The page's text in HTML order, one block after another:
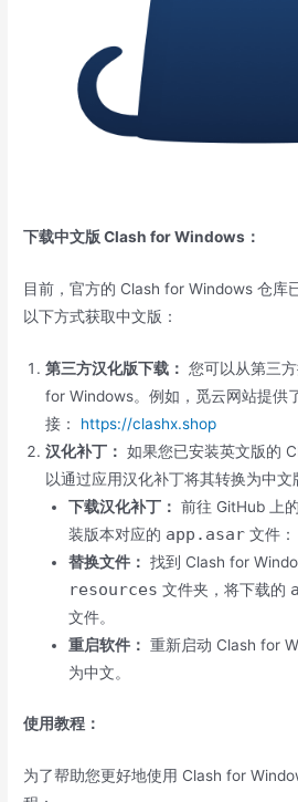
下载中文版 Clash for Windows：
目前，官方的 Clash for Windows 仓库
以下方式获取中文版：
第三方汉化版下载： 您可以从第三
for Windows。例如，觅云网站提供
接： https://clashx.shop
汉化补丁： 如果您已安装英文版的
以通过应用汉化补丁将其转换为中文
下载汉化补丁： 前往 GitHub 上
装版本对应的 app.asar文件：
替换文件： 找到 Clash for
resources 文件夹，将下载的
文件。
重启软件： 重新启动 Clash for
为中文。
使用教程：
为了帮助您更好地使用 Clash for